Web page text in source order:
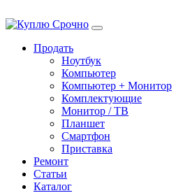
Продать
Ноутбук
Компьютер
Компьютер + Монитор
Комплектующие
Монитор / ТВ
Планшет
Смартфон
Приставка
Ремонт
Статьи
Каталог